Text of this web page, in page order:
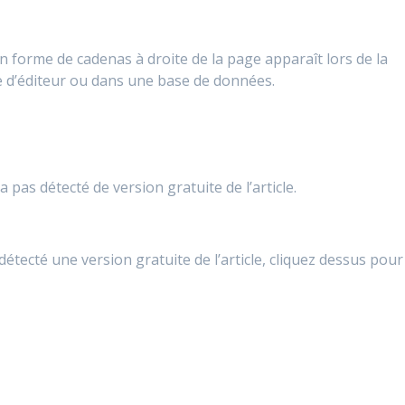
forme de cadenas à droite de la page apparaît lors de la
ou dans une base de données.
pas détecté de version gratuite de l’article.
une version gratuite de l’article, cliquez dessus